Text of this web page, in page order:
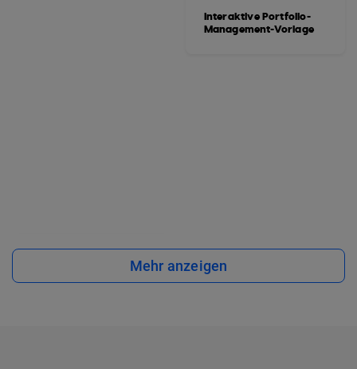
Interaktive Portfolio-
Management-Vorlage
Mehr anzeigen